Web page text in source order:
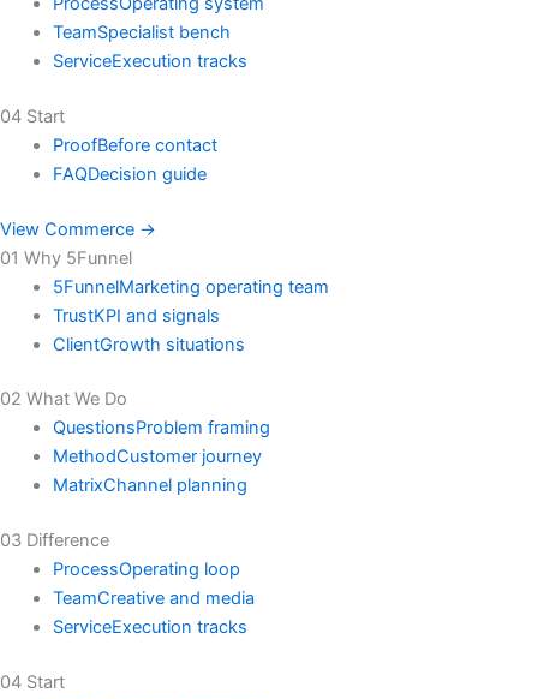
TeamSpecialist bench
ServiceExecution tracks
04 Start
ProofBefore contact
FAQDecision guide
View Commerce →
01 Why 5Funnel
5FunnelMarketing operating team
TrustKPI and signals
ClientGrowth situations
02 What We Do
QuestionsProblem framing
MethodCustomer journey
MatrixChannel planning
03 Difference
ProcessOperating loop
TeamCreative and media
ServiceExecution tracks
04 Start